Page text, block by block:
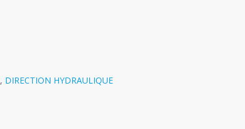
, DIRECTION HYDRAULIQUE